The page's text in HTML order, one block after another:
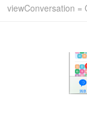
viewConversation =